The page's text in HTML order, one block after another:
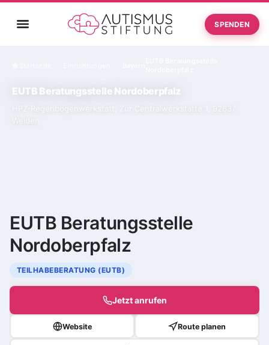
SPENDEN
EUTB Beratungsstelle Nordoberpfalz
HPZ-Regenbogenwerkstatt, Zur Centralwerkstätte 1, 92637
Weiden
EUTB Beratungsstelle
Nordoberpfalz
TEILHABEBERATUNG (EUTB)
Jetzt anrufen
Website Route planen